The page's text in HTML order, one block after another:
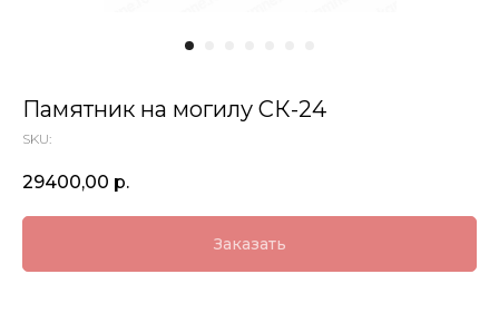
Памятник на могилу СК-24
SKU:
29400,00 р.
Заказать